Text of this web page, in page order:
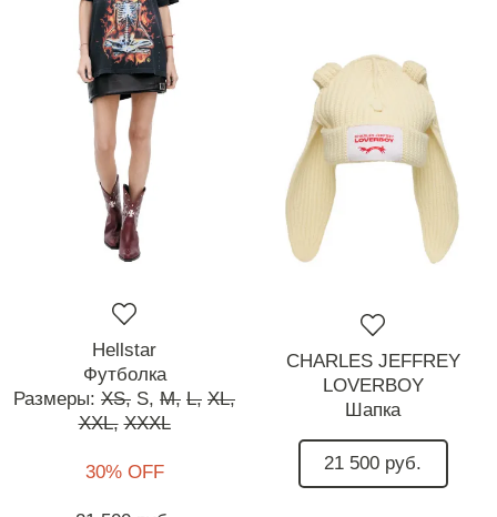
Hellstar
Футболка
Размеры: XS, S, M, L, XL,
XXL, XXXL
30% OFF
CHARLES JEFFREY
LOVERBOY
Шапка
21 500 руб.